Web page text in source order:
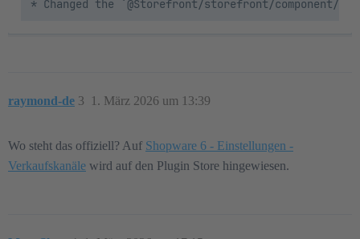
raymond-de 1. März 2026 um 13:39
3
Wo steht das offiziell? Auf Shopware 6 - Einstellungen -
Verkaufskanäle wird auf den Plugin Store hingewiesen.